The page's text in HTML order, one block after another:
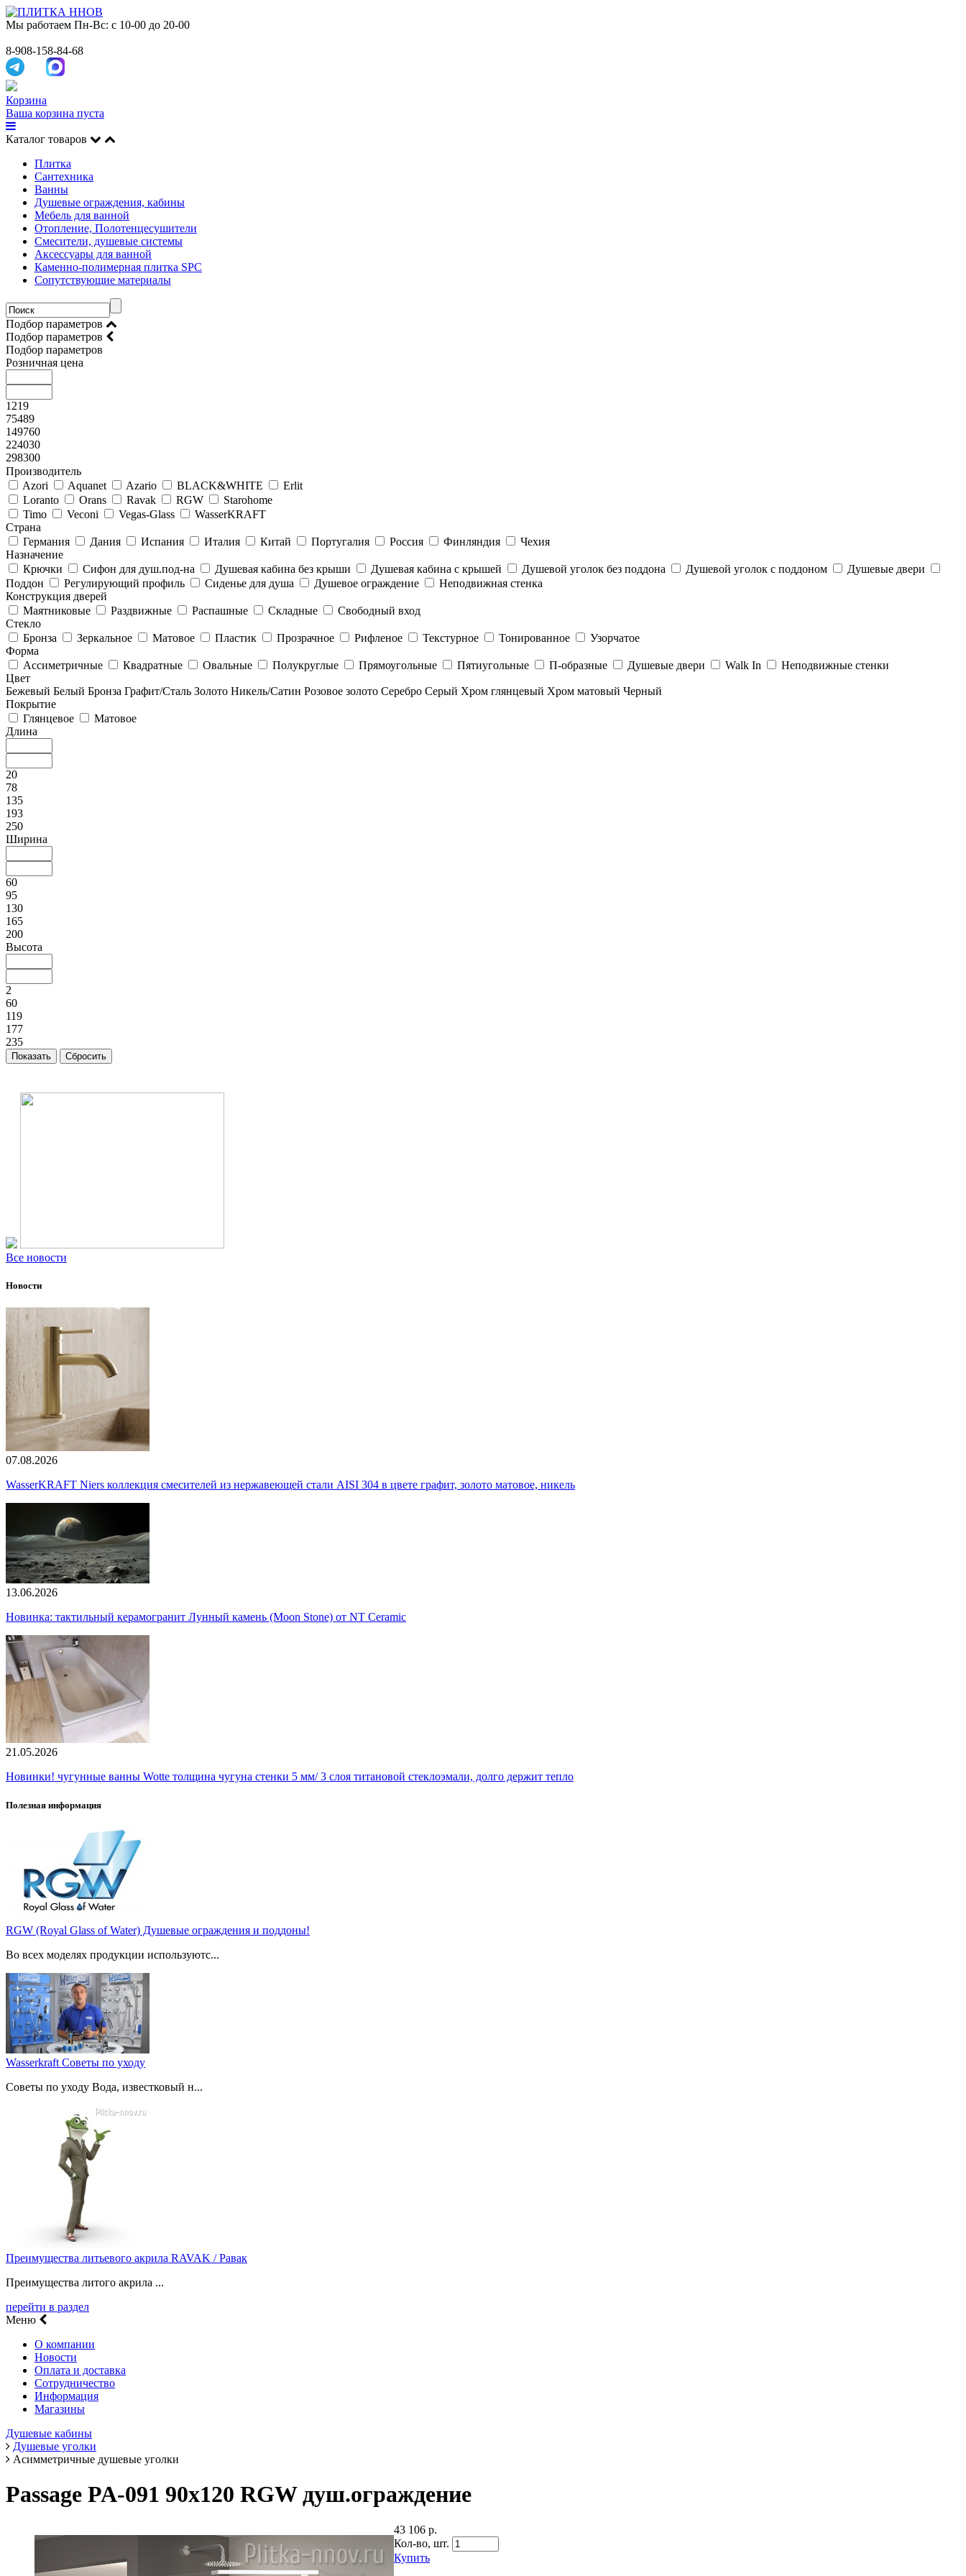
Мы работаем Пн-Вс: с 10-00 до 20-00
8-908-158-84-68
Корзина
Ваша корзина пуста
Каталог товаров
Плитка
Сантехника
Ванны
Душевые ограждения, кабины
Мебель для ванной
Отопление, Полотенцесушители
Смесители, душевые системы
Аксессуары для ванной
Каменно-полимерная плитка SPC
Сопутствующие материалы
Подбор параметров
Подбор параметров
Подбор параметров
Розничная цена
1219
75489
149760
224030
298300
Производитель
Azori
Aquanet Azario BLACK&WHITE
Erlit
Loranto
Orans Ravak RGW
Starohome
Timo
Veconi Vegas-Glass
WasserKRAFT
Страна
Германия
Дания Испания Италия Китай Португалия Россия Финляндия
Чехия
Назначение
Крючки
Сифон для душ.под-на Душевая кабина без крыши Душевая кабина с крышей Душевой уголок без поддона Душевой уголок с поддоном
Душевые двери
Поддон
Регулирующий профиль Сиденье для душа Душевое ограждение
Неподвижная стенка
Конструкция дверей
Маятниковые
Раздвижные Распашные Складные
Свободный вход
Стекло
Бронза
Зеркальное Матовое Пластик Прозрачное Рифленое Текстурное Тонированное
Узорчатое
Форма
Ассиметричные
Квадратные Овальные Полукруглые Прямоугольные Пятиугольные П-образные Душевые двери Walk In
Неподвижные стенки
Цвет
Бежевый Белый Бронза Графит/Сталь Золото Никель/Сатин Розовое золото Серебро Серый Хром глянцевый Хром матовый Черный
Покрытие
Глянцевое
Матовое
Длина
20
78
135
193
250
Ширина
60
95
130
165
200
Высота
2
60
119
177
235
Все новости
Новости
07.08.2026
WasserKRAFT Niers коллекция смесителей из нержавеющей стали AISI 304 в цвете графит, золото матовое, никель
13.06.2026
Новинка: тактильный керамогранит Лунный камень (Moon Stone) от NT Ceramic
21.05.2026
Новинки! чугунные ванны Wotte толщина чугуна стенки 5 мм/ 3 слоя титановой стеклоэмали, долго держит тепло
Полезная информация
RGW (Royal Glass of Water) Душевые ограждения и поддоны!
Во всех моделях продукции используютс...
Wasserkraft Советы по уходу
Советы по уходу Вода, известковый н...
Преимущества литьевого акрила RAVAK / Равак
Преимущества литого акрила ...
перейти в раздел
Меню
О компании
Новости
Оплата и доставка
Сотрудничество
Информация
Магазины
Душевые кабины
Душевые уголки
Асимметричные душевые уголки
Passage PA-091 90х120 RGW душ.ограждение
43 106 р.
Кол-во, шт.
Купить